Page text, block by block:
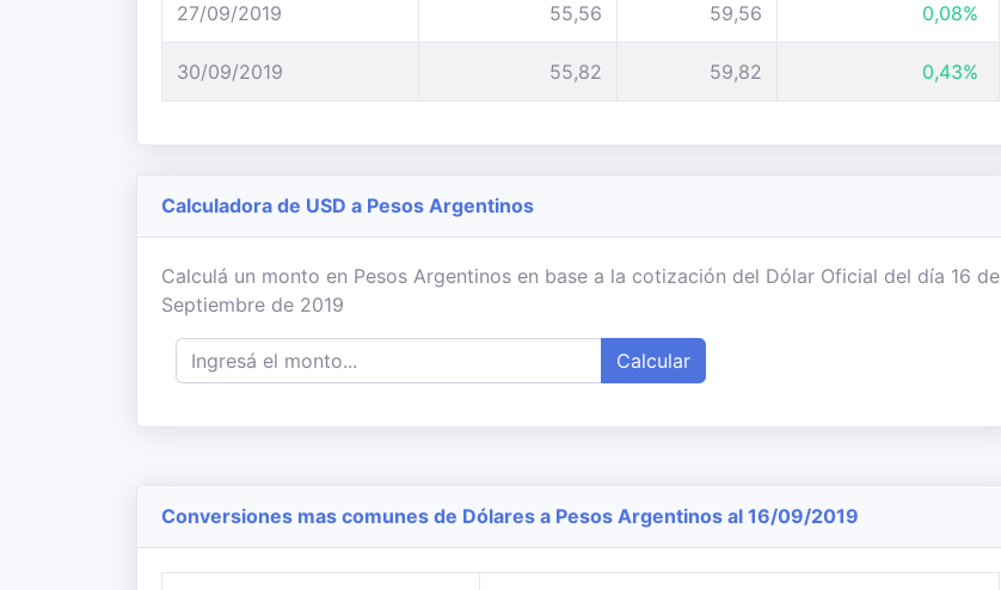
27/09/2019 55,56 59,56 0,08%
30/09/2019 55,82 59,82 0,43%
Calculadora de USD a Pesos Argentinos
Calculá un monto en Pesos Argentinos en base a la cotización del Dólar Oficial del día 16 de
Septiembre de 2019
Calcular
Conversiones mas comunes de Dólares a Pesos Argentinos al 16/09/2019